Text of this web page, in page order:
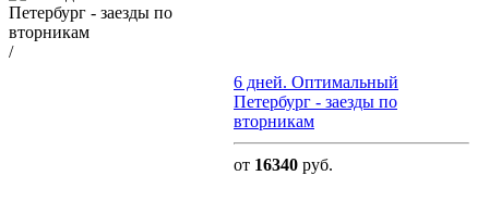
/
6 дней. Оптимальный
Петербург - заезды по
вторникам
от 16340 руб.